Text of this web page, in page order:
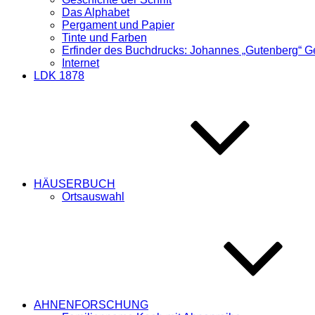
Das Alphabet
Pergament und Papier
Tinte und Farben
Erfinder des Buchdrucks: Johannes „Gutenberg“
Internet
LDK 1878
HÄUSERBUCH
Ortsauswahl
AHNENFORSCHUNG